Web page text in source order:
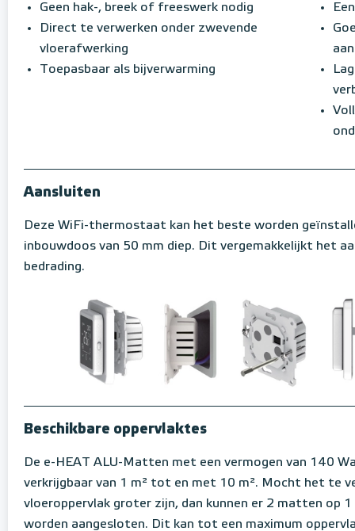
Geen hak-, breek of freeswerk nodig
Direct te verwerken onder zwevende
vloerafwerking
Toepasbaar als bijverwarming
Aansluiten
Deze WiFi-thermostaat kan het beste worden
inbouwdoos van 50 mm diep. Dit vergemakkelijkt het
bedrading.
Beschikbare oppervlaktes
De e-HEAT ALU-Matten met een vermogen van 140
verkrijgbaar van 1 m² tot en met 10 m². Mocht het te
vloeroppervlak groter zijn, dan kunnen er 2 matten op
worden aangesloten. Dit kan tot een maximum